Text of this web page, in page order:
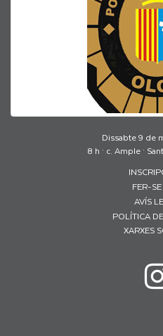
Dissabte 9 de
8 h · c. Ample ·
FER-
AVÍS
POLÍTICA
XARXES